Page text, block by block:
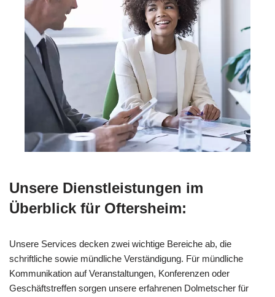
Unsere Dienstleistungen im
Überblick für Oftersheim:
Unsere Services decken zwei wichtige Bereiche ab, die
schriftliche sowie mündliche Verständigung. Für mündliche
Kommunikation auf Veranstaltungen, Konferenzen oder
Geschäftstreffen sorgen unsere erfahrenen Dolmetscher für